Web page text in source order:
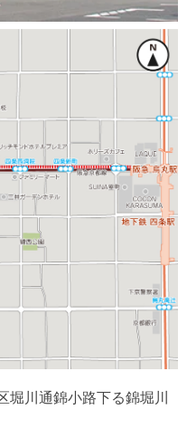
川通錦小路下る錦堀川